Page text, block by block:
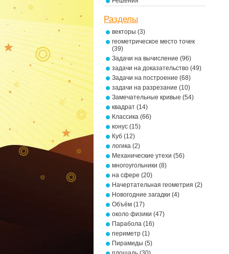
Разделы
векторы (3)
геометрическое место точек
(39)
Задачи на вычисление (96)
задачи на доказательство (49)
Задачи на построение (68)
задачи на разрезание (10)
Замечательные кривые (54)
квадрат (14)
Классика (66)
конус (15)
Куб (12)
логика (2)
Механические утехи (56)
многоугольники (8)
на сфере (20)
Начертательная геометрия (2)
Новогодние загадки (4)
Объём (17)
около физики (47)
Парабола (16)
периметр (1)
Пирамиды (5)